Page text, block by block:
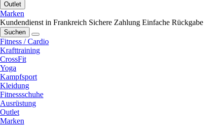
Outlet
Marken
Kundendienst in Frankreich Sichere Zahlung Einfache Rückgabe
Suchen
Fitness / Cardio
Krafttraining
CrossFit
Yoga
Kampfsport
Kleidung
Fitnessschuhe
Ausrüstung
Outlet
Marken